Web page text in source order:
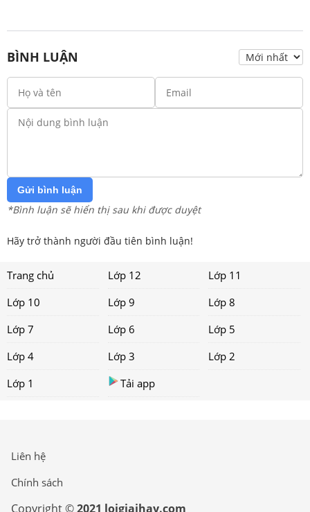
BÌNH LUẬN
Gửi bình luận
*Bình luận sẽ hiển thị sau khi được duyệt
Hãy trở thành người đầu tiên bình luận!
Trang chủ Lớp 12
Lớp 11
Lớp 10
Lớp 9
Lớp 8
Lớp 7
Lớp 6
Lớp 5
Lớp 4
Lớp 3
Lớp 2
Lớp 1
Tải app
Liên hệ
Chính sách
Copyright ©2021 loigiaihay.com